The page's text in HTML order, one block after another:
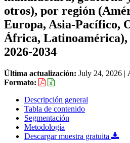
otros), por región
Europa, Asia-Pacífico,
África, Latinoamérica),
2026-2034
Última actualización: July 24, 2026 |
Formato:
Descripción general
Tabla de contenido
Segmentación
Metodología
Descargar muestra gratuita